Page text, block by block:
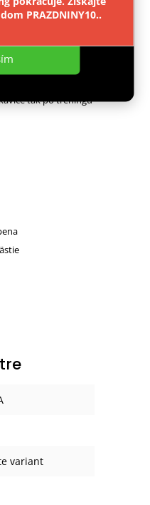
PRAZDNINY10..
rukavice pripevnený
nedošlo k zlomeniu
ActivClima, ktorá zaručuje
a tým spojené znížené
rukavíc potom
tak po tréningu
variant